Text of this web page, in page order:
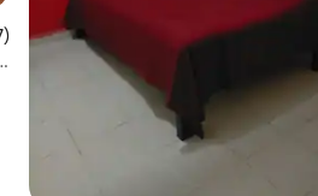
avaliação média de 5, 7 avaliações